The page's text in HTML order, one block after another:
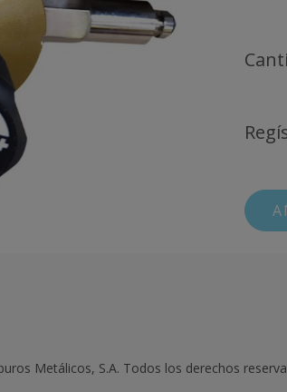
Metálicos, S.A. Todos los derechos